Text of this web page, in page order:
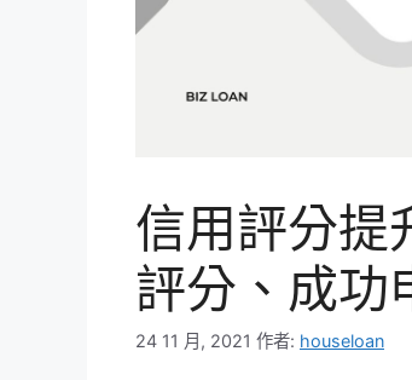
信用評分提
評分、成功
24 11 月, 2021 作者: houseloan